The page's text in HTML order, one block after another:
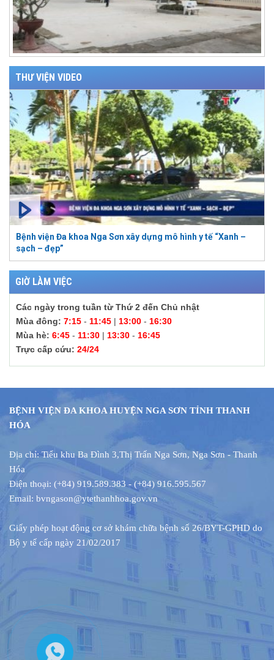
THƯ VIỆN VIDEO
Bệnh viện Đa khoa Nga Sơn xây dựng mô hình y tế “Xanh –
sạch – đẹp”
GIỜ LÀM VIỆC
Các ngày trong tuần từ Thứ 2 đến Chủ nhật
Mùa đông: 7:15 - 11:45 | 13:00 - 16:30
Mùa hè: 6:45 - 11:30 | 13:30 - 16:45
Trực cấp cứu: 24/24
BỆNH VIỆN ĐA KHOA HUYỆN NGA SƠN TỈNH THANH
HÓA
Địa chỉ: Tiểu khu Ba Đình 3,Thị Trấn Nga Sơn, Nga Sơn - Thanh
Hóa
Điện thoại: (+84) 919.589.383 - (+84) 916.595.567
Email: bvngason@ytethanhhoa.gov.vn
Giấy phép hoạt động cơ sở khám chữa bệnh số 26/BYT-GPHD do
Bộ y tế cấp ngày 21/02/2017